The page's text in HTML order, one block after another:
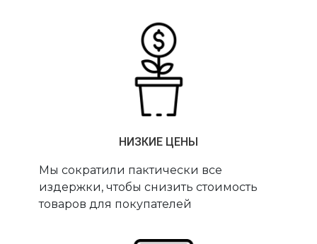
НИЗКИЕ ЦЕНЫ
Мы сократили пактически все
издержки, чтобы снизить стоимость
товаров для покупателей